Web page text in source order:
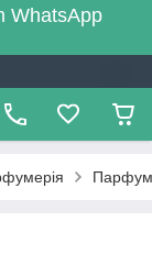
WhatsApp